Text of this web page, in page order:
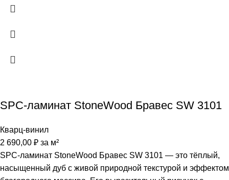
SPC-ламинат StoneWood Бравес SW 3101
Кварц-винил
2 690,00 ₽ за м²
SPC-ламинат StoneWood Бравес SW 3101 — это тёплый,
насыщенный дуб с живой природной текстурой и эффектом